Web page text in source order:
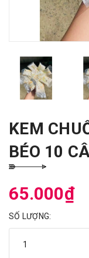
KEM
BÉO 10
65.000₫
SỐ LƯỢNG: